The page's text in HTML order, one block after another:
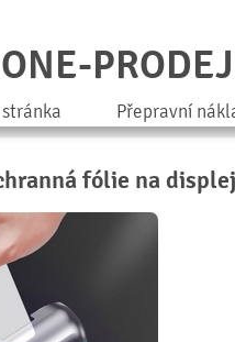
Přepravní
fólie na